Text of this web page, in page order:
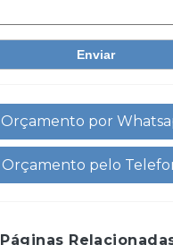
Orçamento por
Orçamento pelo
Páginas